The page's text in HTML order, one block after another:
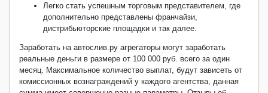
Легко стать успешным торговым представителем, где
дополнительно представлены франчайзи,
дистрибьюторские площадки и так далее.
Заработать на автослив.ру агрегаторы могут заработать
реальные деньги в размере от 100 000 руб. всего за один
месяц. Максимальное количество выплат, будут зависеть от
комиссионных вознаграждений у каждого агентства, данная